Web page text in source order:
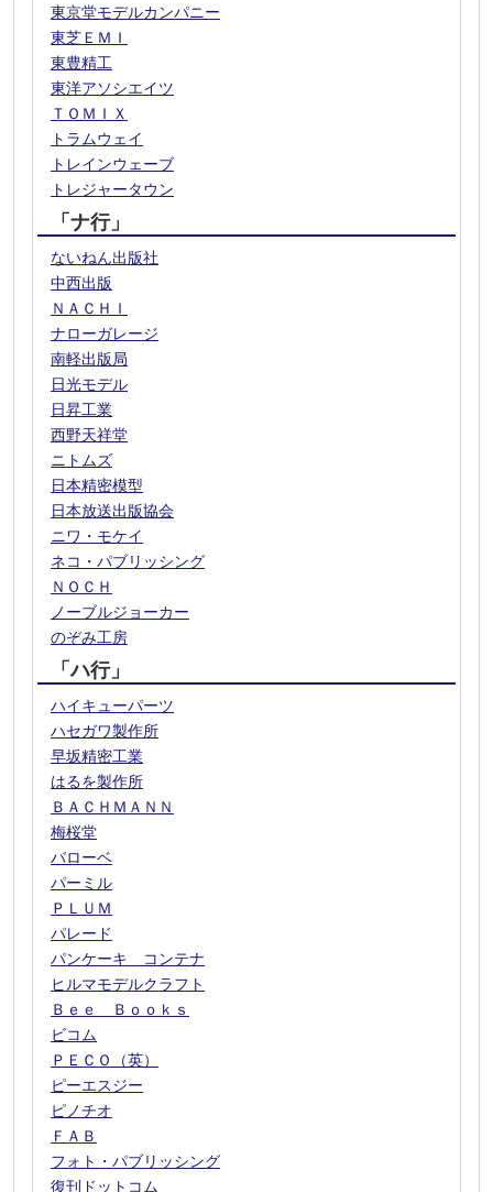
東京堂モデルカンパニー
東芝ＥＭＩ
東豊精工
東洋アソシエイツ
ＴＯＭＩＸ
トラムウェイ
トレインウェーブ
トレジャータウン
「ナ行」
ないねん出版社
中西出版
ＮＡＣＨＩ
ナローガレージ
南軽出版局
日光モデル
日昇工業
西野天祥堂
ニトムズ
日本精密模型
日本放送出版協会
ニワ・モケイ
ネコ・パブリッシング
ＮＯＣＨ
ノーブルジョーカー
のぞみ工房
「ハ行」
ハイキューパーツ
ハセガワ製作所
早坂精密工業
はるを製作所
ＢＡＣＨＭＡＮＮ
梅桜堂
バローベ
パーミル
ＰＬＵＭ
パレード
パンケーキ コンテナ
ヒルマモデルクラフト
Ｂｅｅ Ｂｏｏｋｓ
ビコム
ＰＥＣＯ（英）
ピーエスジー
ピノチオ
ＦＡＢ
フォト・パブリッシング
復刊ドットコム